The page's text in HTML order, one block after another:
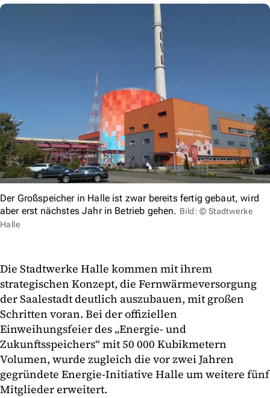
Der Großspeicher in Halle ist zwar bereits fertig gebaut, wird
aber erst nächstes Jahr in Betrieb gehen. Bild: © Stadtwerke
Halle
Die Stadtwerke Halle kommen mit ihrem
strategischen Konzept, die Fernwärmeversorgung
der Saalestadt deutlich auszubauen, mit großen
Schritten voran. Bei der offiziellen
Einweihungsfeier des „Energie- und
Zukunftsspeichers“ mit 50 000 Kubikmetern
Volumen, wurde zugleich die vor zwei Jahren
gegründete Energie-Initiative Halle um weitere fünf
Mitglieder erweitert.